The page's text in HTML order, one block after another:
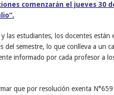
comenzarán el jueves 30
.
las estudiantes, los docentes están
del semestre, lo que conlleva a un
informado por cada profesor a
que por resolución exenta